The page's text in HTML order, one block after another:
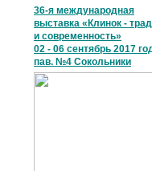
36-я международная
выставка «Клинок -
и современность»
02 - 06 сентябрь 2017
пав. №4 Сокольники